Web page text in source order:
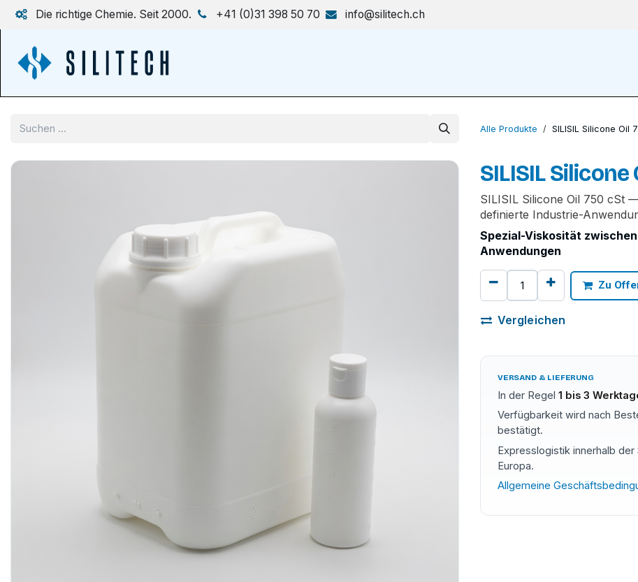
Zum Inhalt springen
Die richtige Chemie. Seit 2000. +41 (0)31 398 50 70 info@silitech.ch
Alle Produkte SILISIL Silicone Oil
SILISIL Silicone
SILISIL Silicone Oil 750 cSt
definierte Industrie-
Spezial-Viskosität
Anwendungen
Zu
Vergleichen
VERSAND & LIEFERUNG
In der Regel 1 bis 3
Verfügbarkeit wird nach
bestätigt.
Expresslogistik innerhalb der
Europa.
Allgemeine